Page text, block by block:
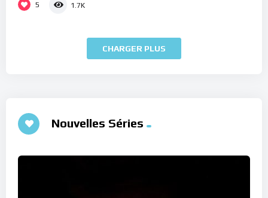
5 1.7K
CHARGER PLUS
Nouvelles Séries